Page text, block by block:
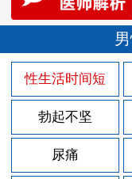
前列腺炎逆转的原因
慢性前列腺炎的四大
性生活时间短
勃起不坚
尿痛